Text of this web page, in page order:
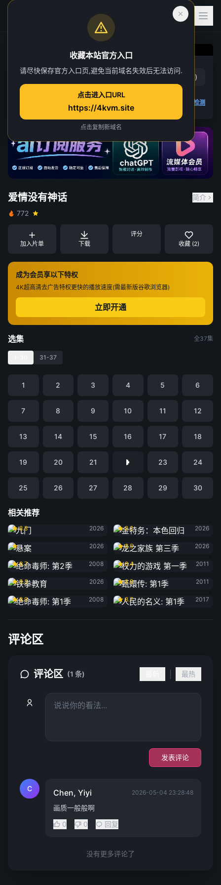
爱情没有神话
第 22 集
赞 ( 0 )
播放检测
爱情没有神话
简介
772
加入片单 下载
评分
收藏 (2)
成为会员享以下特权
4K超高清去广告特权更快的播放速度(需最新版谷歌浏览器)
立即开通
选集 全37集
31-37
1 2 3 4 5 6
7 8 9 10 11 12
13 14 15 16 17 18
19 20 21 23 24
25 26 27 28 29 30
相关推荐
九门
8.8
2026
8.2
2026
悬案
2026
龙之家族 第三季
8.5
2026
绝命毒师: 第2季
8.7
2008
权力的游戏 第一季
8.4
2011
铁拳教育
9.3
2026
甄嬛传: 第1季
8.8
2011
绝命毒师: 第1季
8.9
2008
人民的名义: 第1季
8.7
2017
评论区
评论区 (1 条) 最热
发表评论
C Chen, Yiyi 2026-05-04 23:28:48
画质一般般啊
0
0 回复
没有更多评论了
收藏本站官方入口
请尽快保存官方入口页,避免当前域名失效后无法访问.
点击进入口URL
https://4kvm.site
点击复制新域名